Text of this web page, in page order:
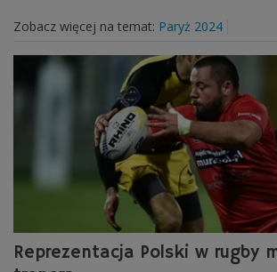
Zobacz więcej na temat: Paryż 2024
Reprezentacja Polski w rugby